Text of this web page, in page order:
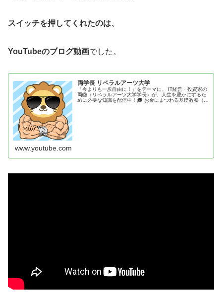
スイッチを押してくれたのは、
YouTubeのブログ動画でした。
両学長 リベラルアーツ大学
「今よりも一歩自由に！」をテーマに、 IT経営・投資家の
両🦁（リベラルアーツ大学学長）が、人生を豊かにするた
めに必要な知識を配信中！🎓 お金にまつわる基礎教養（貯
www.youtube.com